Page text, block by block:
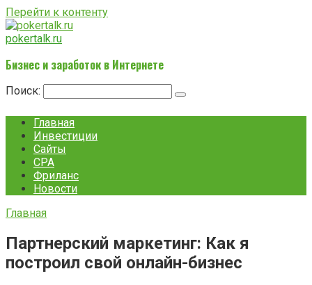
Перейти к контенту
pokertalk.ru
Бизнес и заработок в Интернете
Поиск:
Главная
Инвестиции
Сайты
CPA
Фриланс
Новости
Главная
Партнерский маркетинг: Как я
построил свой онлайн-бизнес